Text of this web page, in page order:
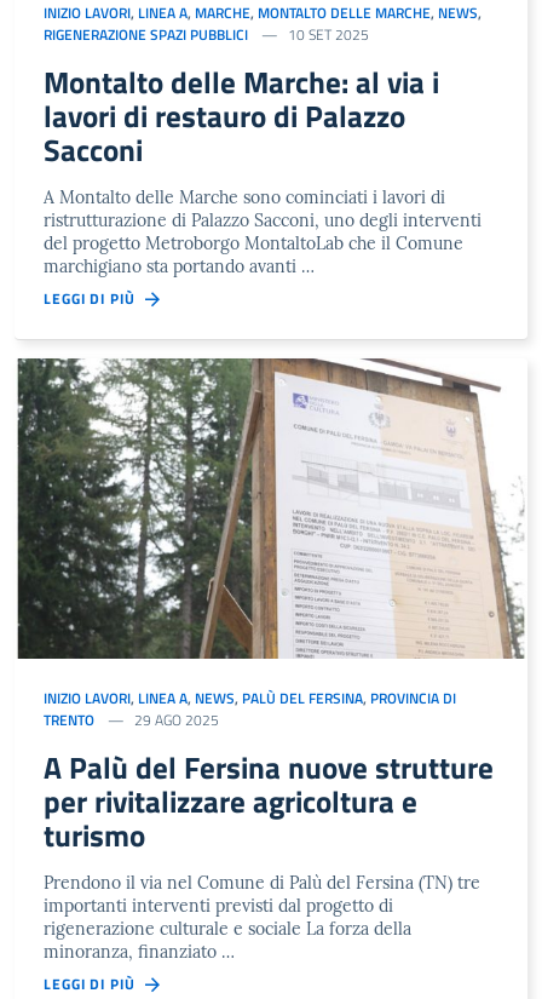
INIZIO LAVORI, LINEA A, MARCHE, MONTALTO DELLE MARCHE, NEWS,
RIGENERAZIONE SPAZI PUBBLICI
10 SET 2025
Montalto delle Marche: al via i
lavori di restauro di Palazzo
Sacconi
A Montalto delle Marche sono cominciati i lavori di
ristrutturazione di Palazzo Sacconi, uno degli interventi
del progetto Metroborgo MontaltoLab che il Comune
marchigiano sta portando avanti …
LEGGI DI PIÙ
INIZIO LAVORI, LINEA A, NEWS, PALÙ DEL FERSINA, PROVINCIA DI
TRENTO
29 AGO 2025
A Palù del Fersina nuove strutture
per rivitalizzare agricoltura e
turismo
Prendono il via nel Comune di Palù del Fersina (TN) tre
importanti interventi previsti dal progetto di
rigenerazione culturale e sociale La forza della
minoranza, finanziato …
LEGGI DI PIÙ